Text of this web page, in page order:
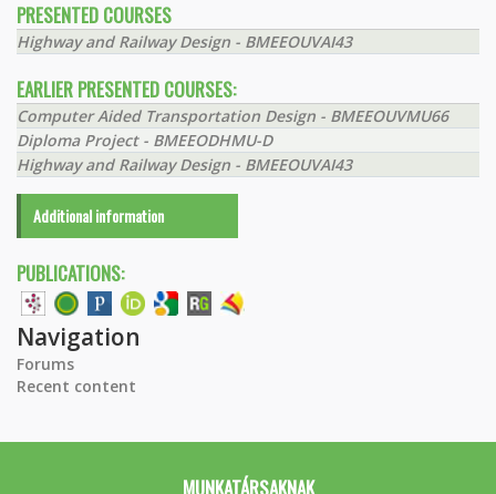
PRESENTED COURSES
Highway and Railway Design - BMEEOUVAI43
EARLIER PRESENTED COURSES:
Computer Aided Transportation Design - BMEEOUVMU66
Diploma Project - BMEEODHMU-D
Highway and Railway Design - BMEEOUVAI43
Additional information
PUBLICATIONS:
Navigation
Forums
Recent content
MUNKATÁRSAKNAK